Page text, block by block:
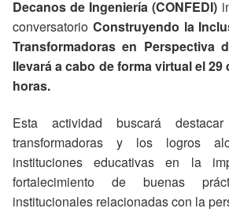
Decanos de Ingeniería (CONFEDI)
conversatorio Construyendo la
Transformadoras en Perspectiva
llevará a cabo de forma virtual el 29
horas.
Esta actividad buscará
transformadoras y los logros
instituciones educativas en la
fortalecimiento de buenas
institucionales relacionadas con la